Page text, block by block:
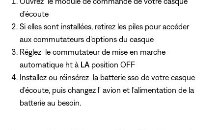
d'écoute
Si elles sont installées, retirez les piles pour accéder
aux commutateurs d'options du casque
Réglez
le commutateur de mise en marche
automatique ht à LA position OFF
Installez ou réinsérez la batterie sso de votre casque
d'écoute, puis changez l' avion et l'alimentation de la
batterie au besoin.